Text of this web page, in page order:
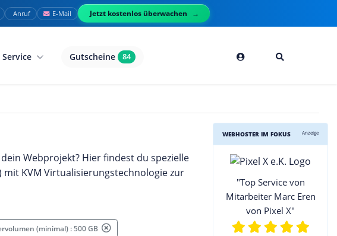
Anruf E-Mail Jetzt kostenlos überwachen
Service Gutscheine 84
Webprojekt? Hier findest du spezielle
mit KVM Virtualisierungstechnologie zur
(minimal) : 500 GB
WEBHOSTER IM FOKUS Anzeige
"Top Service von
Mitarbeiter Marc Eren
von Pixel X"